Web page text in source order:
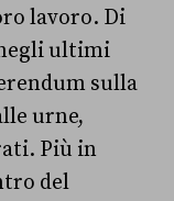
lavoro. Di
ultimi
sulla
urne,
Più in
del